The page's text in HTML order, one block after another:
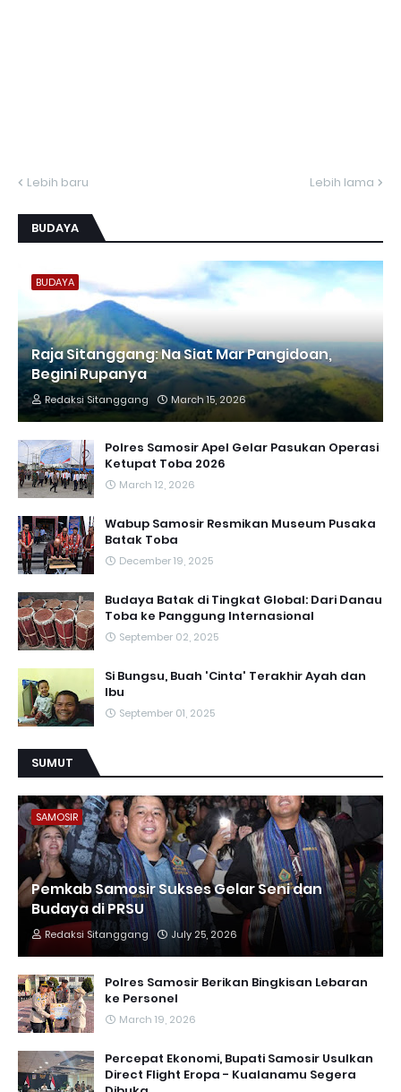
Lebih baru Lebih lama
BUDAYA
BUDAYA
Raja Sitanggang: Na Siat Mar Pangidoan,
Begini Rupanya
Redaksi Sitanggang March 15, 2026
Polres Samosir Apel Gelar Pasukan Operasi
Ketupat Toba 2026
March 12, 2026
Wabup Samosir Resmikan Museum Pusaka
Batak Toba
December 19, 2025
Budaya Batak di Tingkat Global: Dari Danau
Toba ke Panggung Internasional
September 02, 2025
Si Bungsu, Buah 'Cinta' Terakhir Ayah dan
Ibu
September 01, 2025
SUMUT
SAMOSIR
Pemkab Samosir Sukses Gelar Seni dan
Budaya di PRSU
Redaksi Sitanggang July 25, 2026
Polres Samosir Berikan Bingkisan Lebaran
ke Personel
March 19, 2026
Percepat Ekonomi, Bupati Samosir Usulkan
Direct Flight Eropa - Kualanamu Segera